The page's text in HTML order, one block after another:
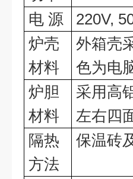
电 源 220V,
炉壳
材料
外箱壳
色为电
炉胆
材料
采用高
左右四
隔热
方法
保温砖